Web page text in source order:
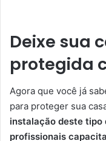
Deixe sua
protegida
Agora que você já
para proteger sua
instalação deste tipo
profissionais